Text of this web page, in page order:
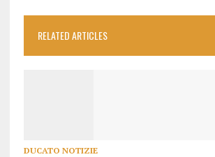
RELATED ARTICLES
DUCATO NOTIZIE